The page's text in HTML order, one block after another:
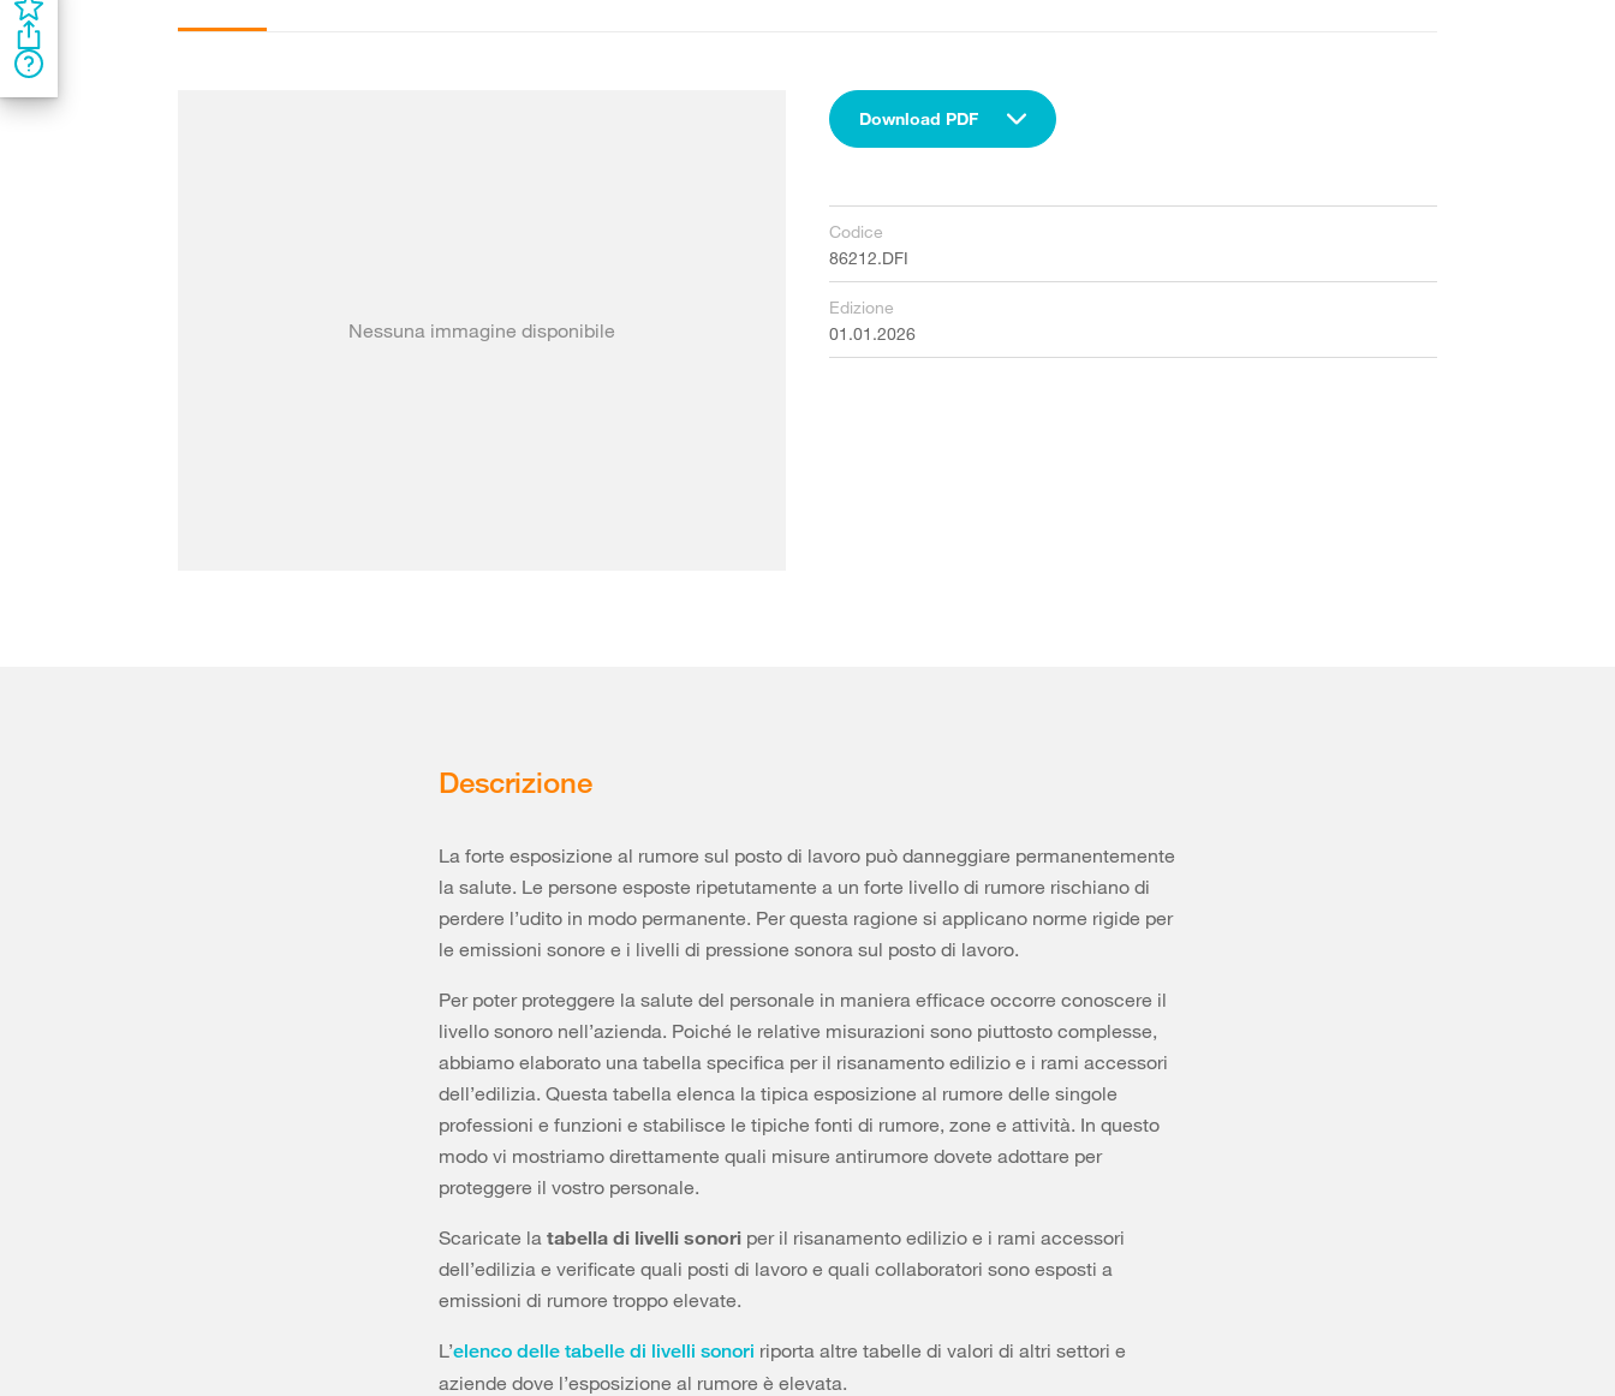
Nessuna immagine disponibile
Download PDF
Codice
86212.DFI
Edizione
01.01.2026
Descrizione
La forte esposizione al rumore sul posto di lavoro può danneggiare permanentemente
la salute. Le persone esposte ripetutamente a un forte livello di rumore rischiano di
perdere l’udito in modo permanente. Per questa ragione si applicano norme rigide per
le emissioni sonore e i livelli di pressione sonora sul posto di lavoro.
Per poter proteggere la salute del personale in maniera efficace occorre conoscere il
livello sonoro nell’azienda. Poiché le relative misurazioni sono piuttosto complesse,
abbiamo elaborato una tabella specifica per il risanamento edilizio e i rami accessori
dell’edilizia. Questa tabella elenca la tipica esposizione al rumore delle singole
professioni e funzioni e stabilisce le tipiche fonti di rumore, zone e attività. In questo
modo vi mostriamo direttamente quali misure antirumore dovete adottare per
proteggere il vostro personale.
Scaricate la tabella di livelli sonori per il risanamento edilizio e i rami accessori
dell’edilizia e verificate quali posti di lavoro e quali collaboratori sono esposti a
emissioni di rumore troppo elevate.
L’elenco delle tabelle di livelli sonori riporta altre tabelle di valori di altri settori e
aziende dove l’esposizione al rumore è elevata.